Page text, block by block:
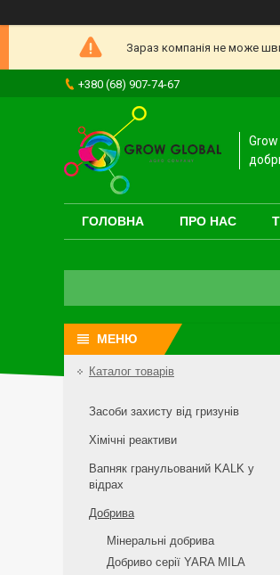
Зараз компанія не може
+380 (68) 907-74-67
Grow
ГОЛОВНА ПРО НАС
Каталог товарів
Засоби захисту від гризунів
Хімічні реактиви
Вапняк гранульований KALK у
відрах
Добрива
Мінеральні добрива
Добриво серії YARA MILA